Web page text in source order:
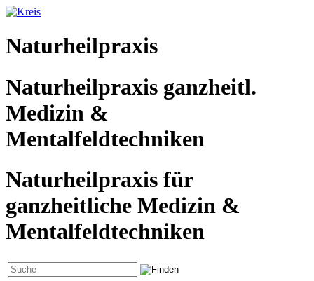
Naturheilpraxis
Naturheilpraxis ganzheitl.
Medizin &
Mentalfeldtechniken
Naturheilpraxis für
ganzheitliche Medizin &
Mentalfeldtechniken